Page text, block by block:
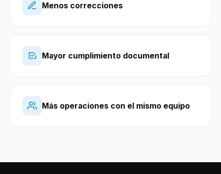
Menos correcciones
Mayor cumplimiento documental
Más operaciones con el mismo equipo